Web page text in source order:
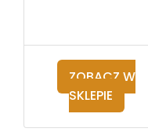
ZOBACZ W
SKLEPIE